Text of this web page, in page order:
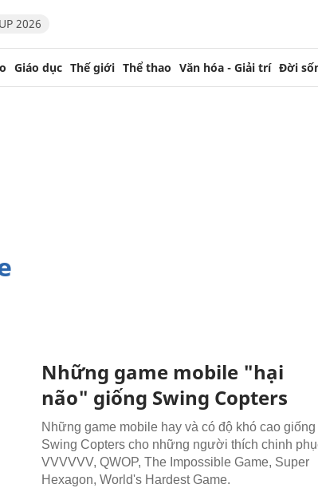
2026
Giáo dục Thế giới Thể thao Văn hóa - Giải trí Đời
Những game mobile "hại
não" giống Swing Copters
Những game mobile hay và có độ khó cao giống
Swing Copters cho những người thích chinh
VVVVVV, QWOP, The Impossible Game, Super
Hexagon, World's Hardest Game.